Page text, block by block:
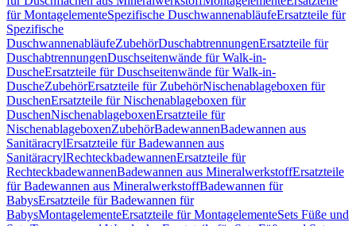
für MontagelementeSpezifische DuschwannenabläufeErsatzteile für
Spezifische
DuschwannenabläufeZubehörDuschabtrennungenErsatzteile für
DuschabtrennungenDuschseitenwände für Walk-in-
DuscheErsatzteile für Duschseitenwände für Walk-in-
DuscheZubehörErsatzteile für ZubehörNischenablageboxen für
DuschenErsatzteile für Nischenablageboxen für
DuschenNischenablageboxenErsatzteile für
NischenablageboxenZubehörBadewannenBadewannen aus
SanitäracrylErsatzteile für Badewannen aus
SanitäracrylRechteckbadewannenErsatzteile für
RechteckbadewannenBadewannen aus MineralwerkstoffErsatzteile
für Badewannen aus MineralwerkstoffBadewannen für
BabysErsatzteile für Badewannen für
BabysMontagelementeErsatzteile für MontagelementeSets Füße und